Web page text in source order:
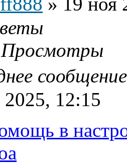
Просмотры
2025, 12:15
в